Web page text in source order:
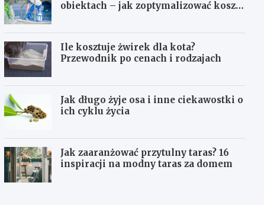
obiektach – jak zoptymalizować koszty
Ile kosztuje żwirek dla kota?
Przewodnik po cenach i rodzajach
Jak długo żyje osa i inne ciekawostki o
ich cyklu życia
Jak zaaranżować przytulny taras? 16
inspiracji na modny taras za domem